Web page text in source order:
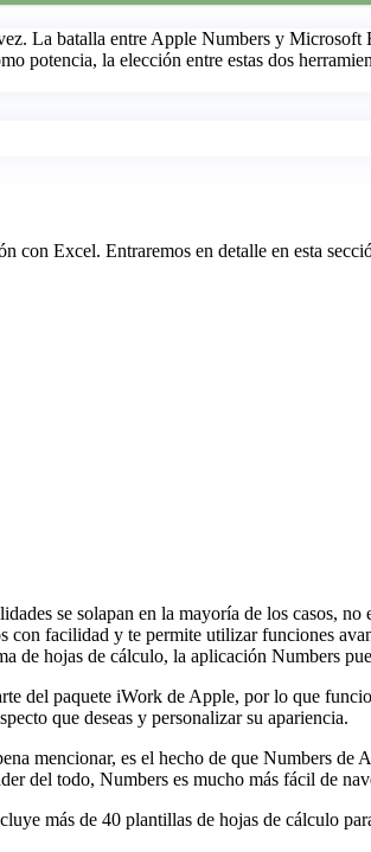
La batalla entre Apple Numbers y
potencia, la elección entre estas dos
con Excel. Entraremos en detalle en esta
se solapan en la mayoría de los casos,
con facilidad y te permite utilizar funciones
de hojas de cálculo, la aplicación Numbers
del paquete iWork de Apple, por lo que
que deseas y personalizar su apariencia.
mencionar, es el hecho de que Numbers
del todo, Numbers es mucho más fácil de
más de 40 plantillas de hojas de cálculo